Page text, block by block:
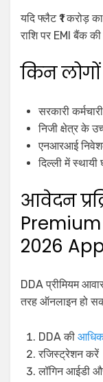
यदि फ्लैट ₹1 करोड़
राशि पर EMI बैंक
किन
सरकारी कर्मचारी
निजी क्षेत्र के
एनआरआई
दिल्ली में स्थायी
आवेदन
2026
DDA प्रीमियम
तरह ऑनलाइन हो
DDA की
रजिस्ट्रेशन करें
लॉगिन आईडी